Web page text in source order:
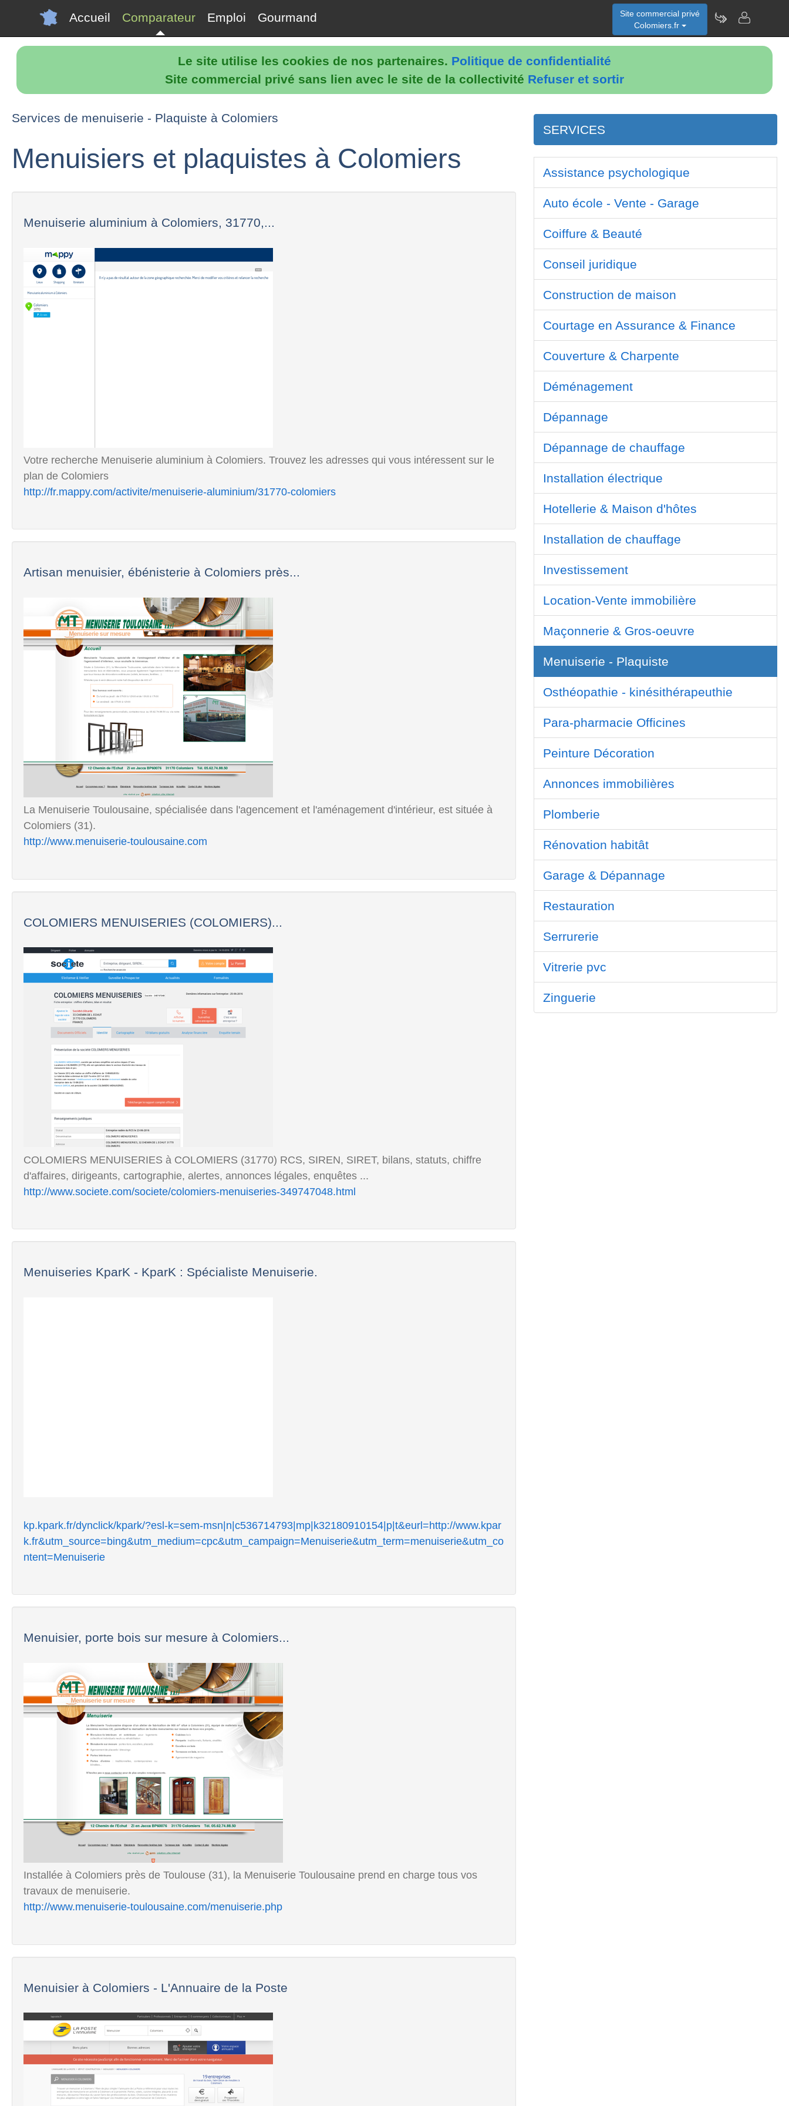
Le site utilise les cookies de nos partenaires. Politique de confidentialité
Site commercial privé sans lien avec le site de la collectivité Refuser et sortir
Accueil Comparateur Emploi Gourmand
Site commercial privé
Colomiers.fr
Services de menuiserie - Plaquiste à Colomiers
Menuisiers et plaquistes à Colomiers
Menuiserie aluminium à Colomiers, 31770,...
Votre recherche Menuiserie aluminium à Colomiers. Trouvez les adresses qui vous intéressent sur le
plan de Colomiers
http://fr.mappy.com/activite/menuiserie-aluminium/31770-colomiers
Artisan menuisier, ébénisterie à Colomiers près...
La Menuiserie Toulousaine, spécialisée dans l'agencement et l'aménagement d'intérieur, est située à
Colomiers (31).
http://www.menuiserie-toulousaine.com
COLOMIERS MENUISERIES (COLOMIERS)...
COLOMIERS MENUISERIES à COLOMIERS (31770) RCS, SIREN, SIRET, bilans, statuts, chiffre
d'affaires, dirigeants, cartographie, alertes, annonces légales, enquêtes ...
http://www.societe.com/societe/colomiers-menuiseries-349747048.html
Menuiseries KparK - KparK : Spécialiste Menuiserie.
kp.kpark.fr/dynclick/kpark/?esl-k=sem-msn|n|c536714793|mp|k32180910154|p|t&eurl=http://www.kpar
k.fr&utm_source=bing&utm_medium=cpc&utm_campaign=Menuiserie&utm_term=menuiserie&utm_co
ntent=Menuiserie
Menuisier, porte bois sur mesure à Colomiers...
Installée à Colomiers près de Toulouse (31), la Menuiserie Toulousaine prend en charge tous vos
travaux de menuiserie.
http://www.menuiserie-toulousaine.com/menuiserie.php
Menuisier à Colomiers - L'Annuaire de la Poste
SERVICES
Assistance psychologique
Auto école - Vente - Garage
Coiffure & Beauté
Conseil juridique
Construction de maison
Courtage en Assurance & Finance
Couverture & Charpente
Déménagement
Dépannage
Dépannage de chauffage
Installation électrique
Hotellerie & Maison d'hôtes
Installation de chauffage
Investissement
Location-Vente immobilière
Maçonnerie & Gros-oeuvre
Menuiserie - Plaquiste
Osthéopathie - kinésithérapeuthie
Para-pharmacie Officines
Peinture Décoration
Annonces immobilières
Plomberie
Rénovation habitât
Garage & Dépannage
Restauration
Serrurerie
Vitrerie pvc
Zinguerie